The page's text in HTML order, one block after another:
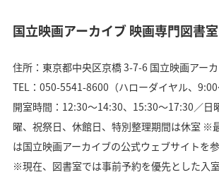
国立映画アーカイブ 映画専門図書室
住所：東京都中央区京橋 3-7-6 国立映画アー
TEL：050-5541-8600（ハローダイヤル、9:00
開室時間：12:30〜14:30、15:30〜17:30／日
曜、祝祭日、休館日、特別整理期間は休室 ※
は国立映画アーカイブの公式ウェブサイトを
※現在、図書室では事前予約を優先とした入